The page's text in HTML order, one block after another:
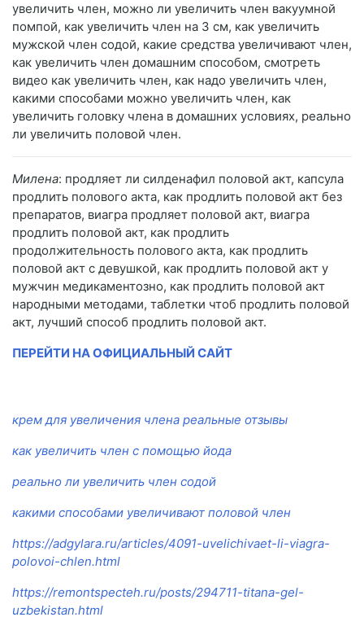
увеличить член, можно ли увеличить член вакуумной
помпой, как увеличить член на 3 см, как увеличить
мужской член содой, какие средства увеличивают член,
как увеличить член домашним способом, смотреть
видео как увеличить член, как надо увеличить член,
какими способами можно увеличить член, как
увеличить головку члена в домашних условиях, реально
ли увеличить половой член.
Милена: продляет ли силденафил половой акт, капсула
продлить полового акта, как продлить половой акт без
препаратов, виагра продляет половой акт, виагра
продлить половой акт, как продлить
продолжительность полового акта, как продлить
половой акт с девушкой, как продлить половой акт у
мужчин медикаментозно, как продлить половой акт
народными методами, таблетки чтоб продлить половой
акт, лучший способ продлить половой акт.
ПЕРЕЙТИ НА ОФИЦИАЛЬНЫЙ САЙТ
крем для увеличения члена реальные отзывы
как увеличить член с помощью йода
реально ли увеличить член содой
какими способами увеличивают половой член
https://adgylara.ru/articles/4091-uvelichivaet-li-viagra-
polovoi-chlen.html
https://remontspecteh.ru/posts/294711-titana-gel-
uzbekistan.html